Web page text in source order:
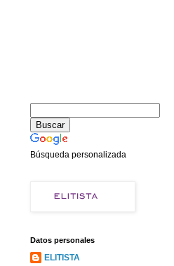
Búsqueda personalizada
Datos personales
ELITISTA